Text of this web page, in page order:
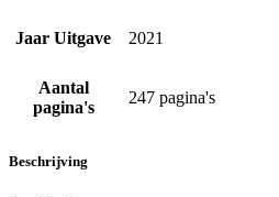
Jaar Uitgave 2021
Aantal
pagina's
247 pagina's
Beschrijving